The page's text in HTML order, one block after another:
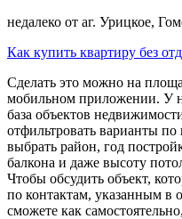
недалеко от аг. Урицкое,
Как купить квартиру без
Сделать это можно на
мобильном приложении. У
база объектов
отфильтровать варианты
выбрать район, год
балкона и даже высоту
Чтобы обсудить объект,
по контактам, указанным в
сможете как